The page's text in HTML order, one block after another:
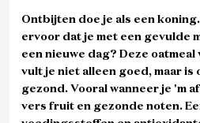
Ontbijten doe je als een
ervoor dat je met een gevulde
een nieuwe dag? Deze
vult je niet alleen goed, maar is
gezond. Vooral wanneer je 'm
vers fruit en gezonde noten.